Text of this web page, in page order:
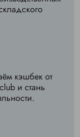
кэшбек от
и стань